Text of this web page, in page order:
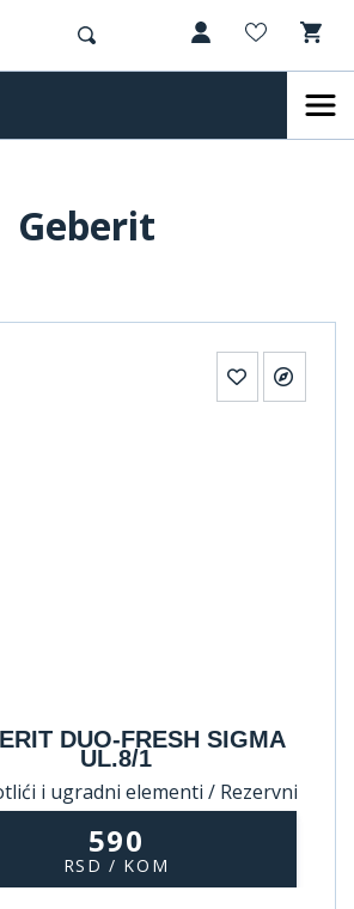
Geberit
DUO-FRESH SIGMA
UL.8/1
i ugradni elementi / Rezervni
590
RSD / KOM